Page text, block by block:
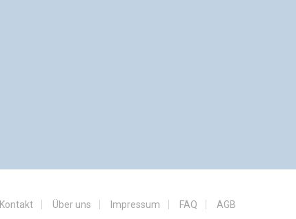
Kontakt Über uns Impressum FAQ AGB